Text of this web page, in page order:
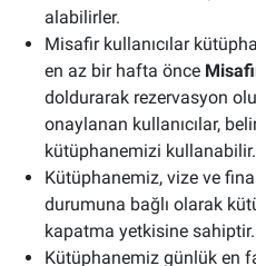
alabilirler.
Misafir kullanıcılar
en az bir hafta önce
doldurarak rezervasyon
onaylanan kullanıcılar,
kütüphanemizi kullanabilir.
Kütüphanemiz, vize ve
durumuna bağlı olarak
kapatma yetkisine sahiptir.
Kütüphanemiz günlük en